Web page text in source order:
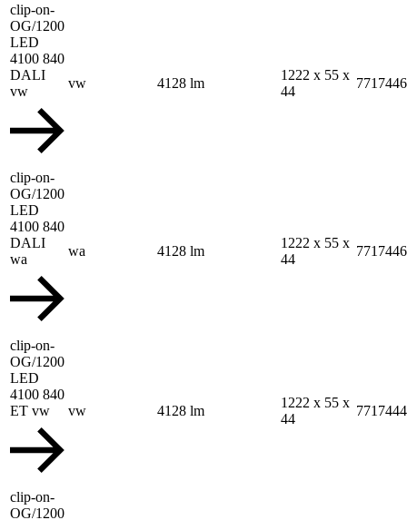
clip-on-
OG/1200
LED
4100 840
DALI
vw
vw 4128 lm
1222 x 55 x
44
clip-on-
OG/1200
LED
4100 840
DALI
wa
wa 4128 lm
1222 x 55 x
44
clip-on-
OG/1200
LED
4100 840
ET vw
vw 4128 lm
1222 x 55 x
44
clip-on-
OG/1200